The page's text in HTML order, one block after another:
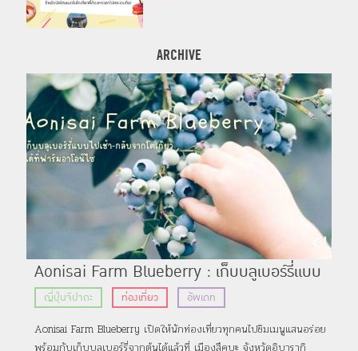
ARCHIVE
Aonisai Farm Blueberry : เก็บบลูเบอร์รี่แบบ
ไปเช้า-กลับจากโตเกียวได้ที่ฟาร์มอาโอนิไซ
ญี่ปุ่นจิปาถะ ท่องเที่ยว อัพเดท
Aonisai Farm Blueberry เปิดให้นักท่องเที่ยวทุกคนไปชิมเมนูแสนอร่อย
พร้อมกับเก็บบลูเบอร์รี่จากต้นได้แล้วที่ เมืองสึคุบะ จังหวัดอิบารากิ